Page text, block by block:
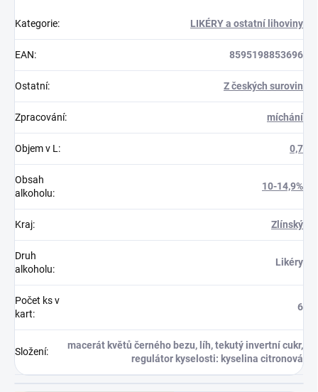
Kategorie: LIKÉRY a ostatní lihoviny
EAN: 8595198853696
Ostatní: Z českých surovin
Zpracování: míchání
Objem v L : 0,7
Obsah
alkoholu:
10-14,9%
Kraj: Zlínský
Druh
alkoholu:
Likéry
Počet ks v
kart:
6
Složení:
macerát květů černého bezu, líh, tekutý invertní cukr,
regulátor kyselosti: kyselina citronová